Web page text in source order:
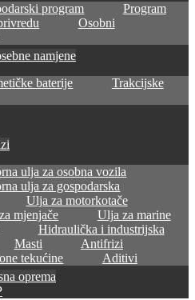
program
Program
Osobni
namjene
baterije
Trakcijske
ulja za osobna vozila
ulja za gospodarska
Ulja za motorkotače
mjenjače
Ulja za marine
Hidraulička i industrijska
Masti
Antifrizi
tekućine
Aditivi
oprema